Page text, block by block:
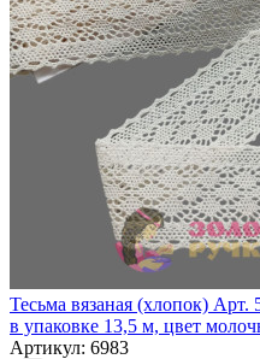
Тесьма вязаная (хлопок)
в упаковке 13,5 м, цвет
Артикул: 6983